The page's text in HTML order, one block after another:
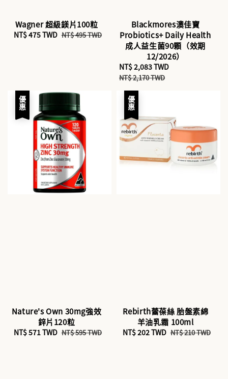
Wagner 超級鎂片100粒
Sale
NT$ 475 TWD Regular
NT$ 495 TWD
Blackmores澳佳寶
Probiotics+ Daily Health
成人益生菌90顆（效期
12/2026）
Sale
price
NT$ 2,083 TWD
NT$ 2,170 TWD
優惠
Nature's Own 30mg強效
鋅片120粒
Sale
NT$ 571 TWD Regular
NT$ 595 TWD
優惠
Rebirth蕾葆絲 胎盤素綿
羊油乳霜 100ml
Sale
NT$ 202 TWD Regular
NT$ 210 TWD